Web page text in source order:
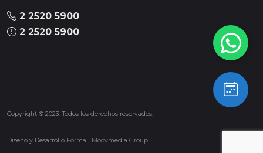
2 2520 5900
2 2520 5900
Copyright © 2023. Todos los derechos reservados.
Diseño y Desarrollo Forma | Moovmedia Group